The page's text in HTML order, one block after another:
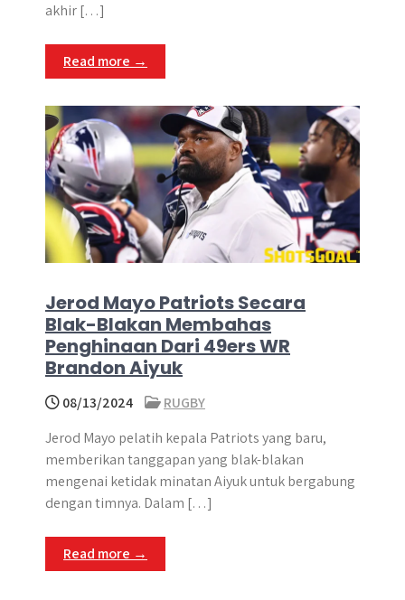
akhir […]
Read more →
Jerod Mayo Patriots Secara
Blak-Blakan Membahas
Penghinaan Dari 49ers WR
Brandon Aiyuk
08/13/2024
RUGBY
Jerod Mayo pelatih kepala Patriots yang baru,
memberikan tanggapan yang blak-blakan
mengenai ketidak minatan Aiyuk untuk bergabung
dengan timnya. Dalam […]
Read more →